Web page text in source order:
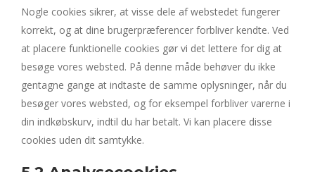
Nogle cookies sikrer, at visse dele af webstedet fungerer
korrekt, og at dine brugerpræferencer forbliver kendte. Ved
at placere funktionelle cookies gør vi det lettere for dig at
besøge vores websted. På denne måde behøver du ikke
gentagne gange at indtaste de samme oplysninger, når du
besøger vores websted, og for eksempel forbliver varerne i
din indkøbskurv, indtil du har betalt. Vi kan placere disse
cookies uden dit samtykke.